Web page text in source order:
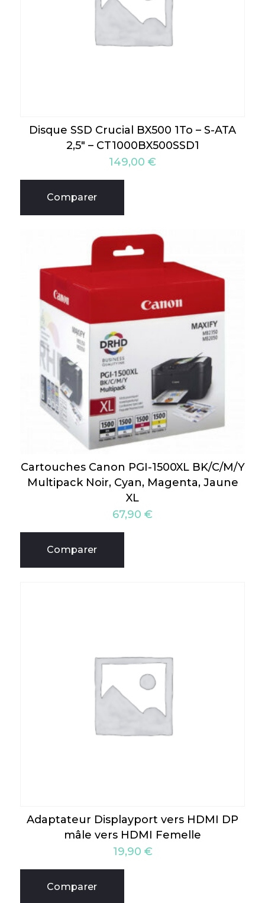
Disque SSD Crucial BX500 1To – S-ATA
2,5″ – CT1000BX500SSD1
149,00 €
Comparer
Cartouches Canon PGI-1500XL BK/C/M/Y
Multipack Noir, Cyan, Magenta, Jaune
XL
67,90 €
Comparer
Adaptateur Displayport vers HDMI DP
mâle vers HDMI Femelle
19,90 €
Comparer